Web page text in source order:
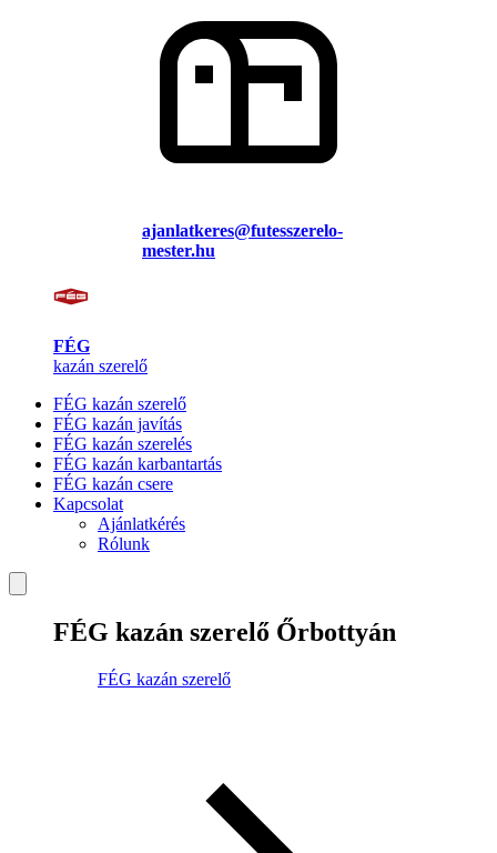
ajanlatkeres@futesszerelo-
mester.hu
FÉG
kazán szerelő
FÉG kazán szerelő
FÉG kazán javítás
FÉG kazán szerelés
FÉG kazán karbantartás
FÉG kazán csere
Kapcsolat
Ajánlatkérés
Rólunk
FÉG kazán szerelő Őrbottyán
FÉG kazán szerelő